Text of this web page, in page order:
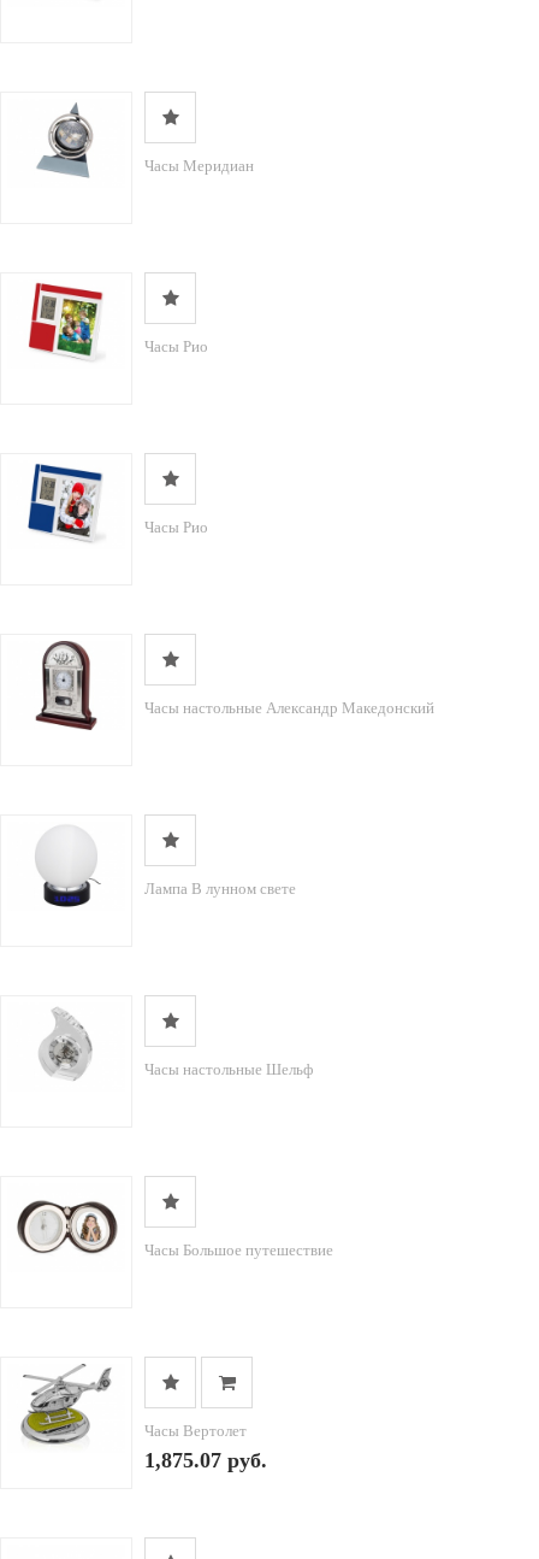
Часы Меридиан
Часы Рио
Часы Рио
Часы настольные Александр Македонский
Лампа В лунном свете
Часы настольные Шельф
Часы Большое путешествие
Часы Вертолет
1,875.07 руб.